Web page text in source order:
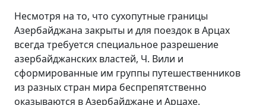
Несмотря на то, что сухопутные границы
Азербайджана закрыты и для поездок в Арцах
всегда требуется специальное разрешение
азербайджанских властей, Ч. Вили и
сформированные им группы путешественников
из разных стран мира беспрепятственно
оказываются в Азербайджане и Арцахе.